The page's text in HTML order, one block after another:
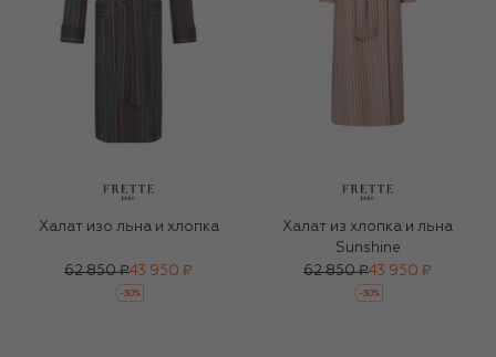
Халат изо льна и хлопка
62 850 ₽43 950 ₽
-30%
Халат из хлопка и льна
Sunshine
62 850 ₽43 950 ₽
-30%